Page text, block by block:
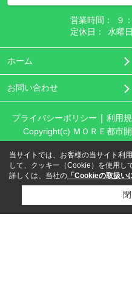
営業時間：
９
定休日：
水曜
ホーム
お問い合わせ
プライバシーポリシー 利用
Copyright(c) ＭＯＲＥ都市
当サイトでは、お客様の当サイト利
して、クッキー（Cookie）を使用し
詳しくは、当社の 「Cookieの取扱い